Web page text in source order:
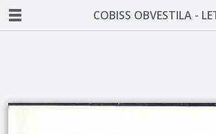
COBISS OBVESTILA -